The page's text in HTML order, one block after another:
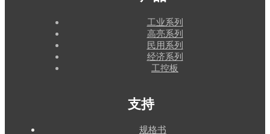
工业系列
高亮系列
民用系列
经济系列
工控板
支持
规格书